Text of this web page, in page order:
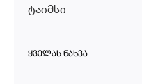
ტაიმსი
ᲧᲕᲔᲚᲐᲡ ᲜᲐᲮᲕᲐ